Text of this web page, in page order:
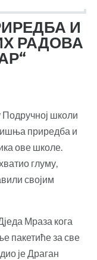
И
РАДОВА
Подручној школи
приредба и
ове школе.
глуму,
својим
Мраза кога
пакетиће за све
јеДраган